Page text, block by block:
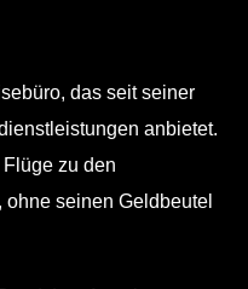
das seit seiner
anbietet.
zu den
seinen Geldbeutel